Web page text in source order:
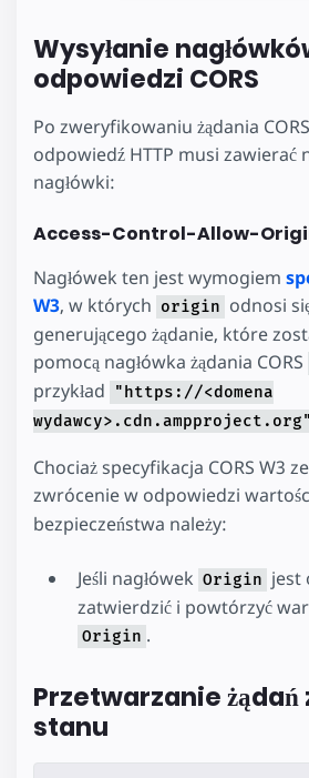
Wysyłanie
odpowiedzi CORS
Po zweryfikowaniu żądania
odpowiedź HTTP musi zawierać
nagłówki:
Access-Control-Allow-
Nagłówek ten jest wymogiem
W3, w których origin odnosi
generującego żądanie, które
pomocą nagłówka żądania CORS
przykład
"https://<domena
wydawcy>.cdn.ampproject.org"
Chociaż specyfikacja CORS W3
zwrócenie w odpowiedzi
bezpieczeństwa należy:
Jeśli nagłówek Origin jest
zatwierdzić i powtórzyć
Origin .
Przetwarzanie
stanu